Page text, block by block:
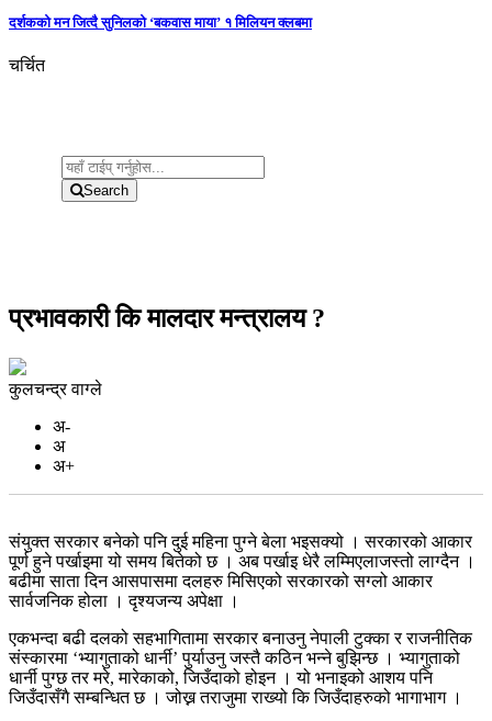
दर्शकको मन जित्दै सुनिलको ‘बकवास माया’ १ मिलियन क्लबमा
चर्चित
Search
प्रभावकारी कि मालदार मन्त्रालय ?
कुलचन्द्र वाग्ले
अ-
अ
अ+
संयुक्त सरकार बनेको पनि दुई महिना पुग्ने बेला भइसक्यो । सरकारको आकार
पूर्ण हुने पर्खाइमा यो समय बितेको छ । अब पर्खाइ धेरै लम्मिएलाजस्तो लाग्दैन ।
बढीमा साता दिन आसपासमा दलहरु मिसिएको सरकारको सग्लो आकार
सार्वजनिक होला । दृश्यजन्य अपेक्षा ।
एकभन्दा बढी दलको सहभागितामा सरकार बनाउनु नेपाली टुक्का र राजनीतिक
संस्कारमा ‘भ्यागुताको धार्नी’ पुर्याउनु जस्तै कठिन भन्ने बुझिन्छ । भ्यागुताको
धार्नी पुग्छ तर मरे, मारेकाको, जिउँदाको होइन । यो भनाइको आशय पनि
जिउँदासँगै सम्बन्धित छ । जोख्न तराजुमा राख्यो कि जिउँदाहरुको भागाभाग ।